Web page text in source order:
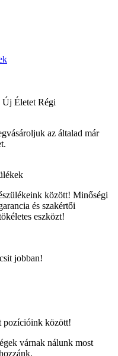
Életet Régi
az általad már
között! Minőségi
és szakértői
eszközt!
jobban!
pozícióink között!
várnak nálunk most